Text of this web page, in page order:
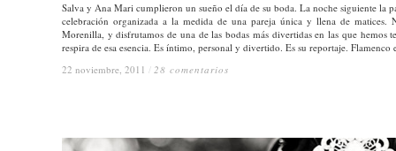
Salva y Ana Mari cumplieron un sueño el día de su boda. La noche siguiente la
celebración organizada a la medida de una pareja única y llena de
Morenilla, y disfrutamos de una de las bodas más divertidas en las que hemos
respira de esa esencia. Es íntimo, personal y divertido. Es su reportaje. Flamenco
22 noviembre, 2011 / 28 comentarios
22 noviembre, 2011 / 28 comentarios